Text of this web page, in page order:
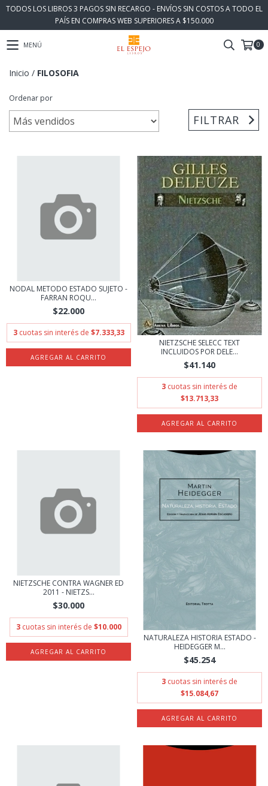
TODOS LOS LIBROS 3 PAGOS SIN RECARGO - ENVÍOS SIN COSTOS A TODO EL
PAÍS EN COMPRAS WEB SUPERIORES A $150.000
MENÚ 0
Inicio / FILOSOFIA
Ordenar por
FILTRAR
NODAL METODO ESTADO SUJETO -
FARRAN ROQU...
$22.000
3 cuotas sin interés de $7.333,33
NIETZSCHE SELECC TEXT
INCLUIDOS POR DELE...
$41.140
3 cuotas sin interés de
$13.713,33
NIETZSCHE CONTRA WAGNER ED
2011 - NIETZS...
$30.000
3 cuotas sin interés de $10.000
NATURALEZA HISTORIA ESTADO -
HEIDEGGER M...
$45.254
3 cuotas sin interés de
$15.084,67